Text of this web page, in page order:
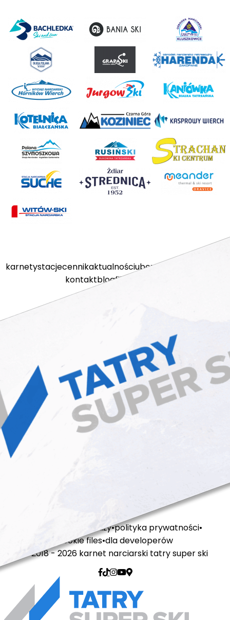
karnetystacjecennikaktualnościubezpieczenia
kontaktblogfilmy
regulamin sprzedaży polityka prywatności
cookie files dla developerów
© 2018 - 2026 karnet narciarski tatry super ski